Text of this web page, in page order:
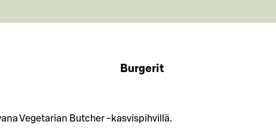
Burgerit
Vegetarian Butcher -kasvispihvillä.